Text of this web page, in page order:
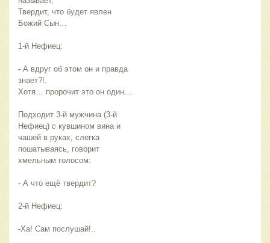
Твердит, что будет явлен
Божий Сын…
1-й Нефиец:
- А вдруг об этом он и правда
знает?!.
Хотя… пророчит это он один…
Подходит 3-й мужчина (3-й
Нефиец) с кувшином вина и
чашей в руках, слегка
пошатываясь, говорит
хмельным голосом:
- А что ещё твердит?
2-й Нефиец:
-Ха! Сам послушай!..